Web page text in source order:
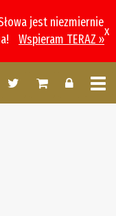
jest niezmiernie
Wspieram TERAZ »
x